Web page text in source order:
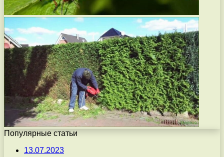
Популярные статьи
13.07.2023